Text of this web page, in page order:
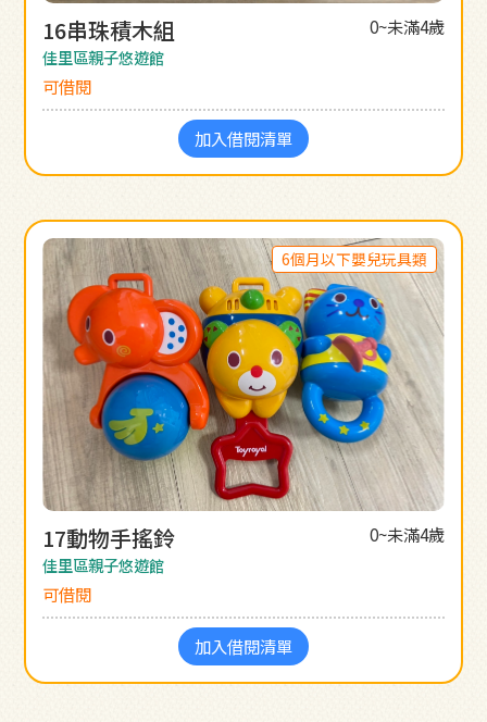
16串珠積木組 0~未滿4歲
佳里區親子悠遊館
可借閱
加入借閱清單
6個月以下嬰兒玩具類
17動物手搖鈴 0~未滿4歲
佳里區親子悠遊館
可借閱
加入借閱清單